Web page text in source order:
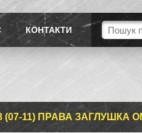
КОНТАКТИ
(07-11) ПРАВА